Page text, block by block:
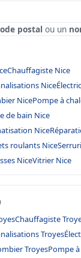
postal ou un
Chauffagiste Nice
Nice
NicePompe à
de bain Nice
Nice
roulants Nice
NiceVitrier Nice
Chauffagiste
Troyes
TroyesPompe